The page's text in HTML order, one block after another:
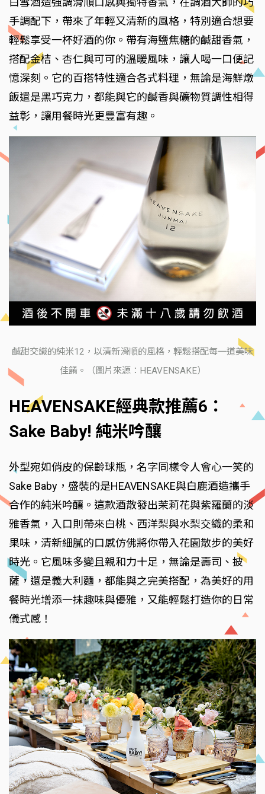
手調配下，帶來了年輕又清新的風格，特別適合想要
輕鬆享受一杯好酒的你。帶有海鹽焦糖的鹹甜香氣，
搭配金桔、杏仁與可可的溫暖風味，讓人喝一口便記
憶深刻。它的百搭特性適合各式料理，無論是海鮮燉
飯還是黑巧克力，都能與它的鹹香與礦物質調性相得
益彰，讓用餐時光更豐富有趣。
鹹甜交織的純米12，以清新滑順的風格，輕鬆搭配每一道美味
佳餚。（圖片來源：HEAVENSAKE）
HEAVENSAKE經典款推薦6：
Sake Baby! 純米吟釀
外型宛如俏皮的保齡球瓶，名字同樣令人會心一笑的
Sake Baby，盛裝的是HEAVENSAKE與白鹿酒造攜手
合作的純米吟釀。這款酒散發出茉莉花與紫羅蘭的淡
雅香氣，入口則帶來白桃、西洋梨與水梨交織的柔和
果味，清新細膩的口感仿佛將你帶入花園散步的美好
時光。它風味多變且親和力十足，無論是壽司、披
薩，還是義大利麵，都能與之完美搭配，為美好的用
餐時光增添一抹趣味與優雅，又能輕鬆打造你的日常
儀式感！